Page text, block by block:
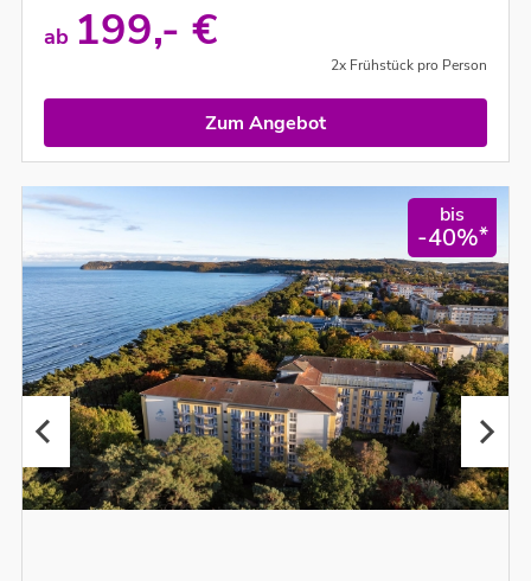
ab 199,- €
2x Frühstück pro Person
Zum Angebot
bis
-40%*